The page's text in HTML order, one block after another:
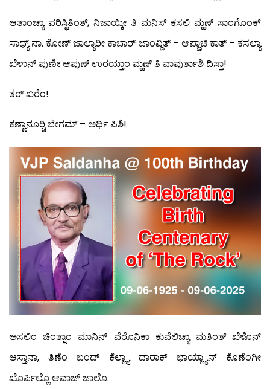
ಆತಾಂಚ್ಯಾ ಪರಿಸ್ಥಿತಿಂತ್, ನಿಜಾಯ್ಕೀ ತಿ ಮನಿಸ್ ಕಸಲಿ ಮ್ಹಣ್ ಸಾಂಗೊಂಕ್
ಸಾಧ್ಯ್ ನಾ. ಕೋಣ್ ಜಾಲ್ಯಾರೀ ಕಾಬಾರ್ ಜಾಂವ್ದಿತ್ – ಆಪ್ಣಾಚಿ ಕಾತ್ – ಕಸಲ್ಯಾ
ಖೆಳಾನ್ ಪುಣೀ ಆಪುಣ್ ಉರಯ್ತಾಂ ಮ್ಹಣ್ ತಿ ವಾವುರ್ತಾಶಿ ದಿಸ್ತಾ!
ತರ್ ಖರೆಂ!
ಕಣ್ಣಾನೂರ್‍ಚಿ ಬೇಗಮ್ – ಅರ್ಧಿ ಪಿಶಿ!
ಅಸಲಿಂ ಚಿಂತ್ನಾಂ ಮಾನಿನ್ ವೆರೊನಿಕಾ ಕುವೆಲಿಚ್ಯಾ ಮತಿಂತ್ ಖೆಳೊನ್
ಆಸ್ತಾನಾ, ತಿಣೆಂ ಬಂದ್ ಕೆಲ್ಲ್ಯಾ ದಾರಾಕ್ ಭಾಯ್ಲ್ಯಾನ್ ಕೊಣೆಂಗೀ
ಖೊರ್ಪಿಲ್ಲೊ ಆವಾಜ್ ಜಾಲೊ.